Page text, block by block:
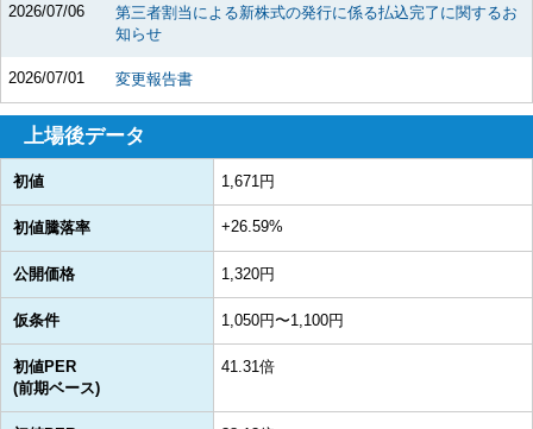
2026/07/06
第三者割当による新株式の発行に係る払込完了に関するお
知らせ
2026/07/01 変更報告書
上場後データ
初値 1,671円
初値騰落率 +26.59%
公開価格 1,320円
仮条件 1,050円〜1,100円
初値PER
(前期ベース)
41.31倍